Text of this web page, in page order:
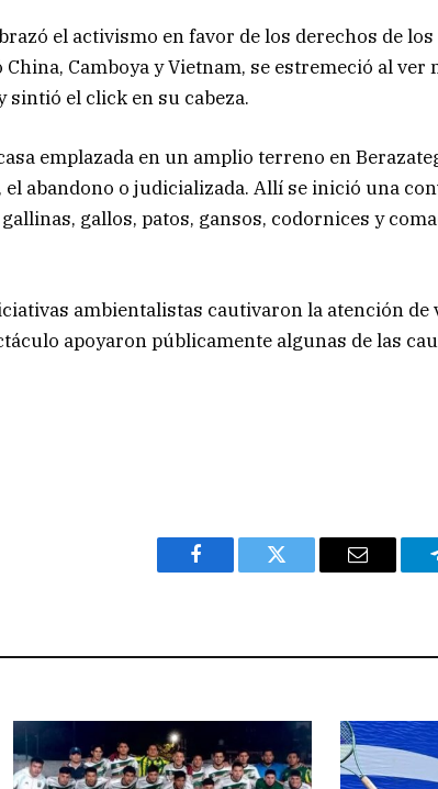
el activismo en favor de los derechos de
Camboya y Vietnam, se estremeció al ver
el click en su cabeza.
emplazada en un amplio terreno en
el abandono o judicializada. Allí se inició una
gallos, patos, gansos, codornices y
ambientalistas cautivaron la atención de
apoyaron públicamente algunas de las
Facebook Twitter Email